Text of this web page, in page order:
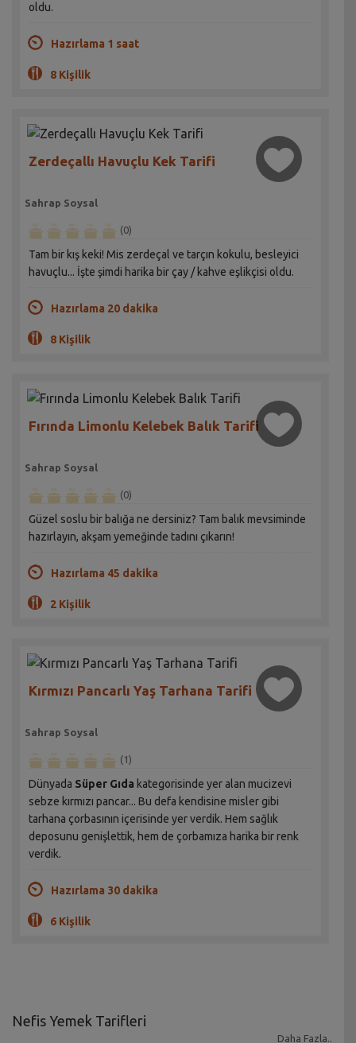
oldu.
Hazırlama 1 saat
8 Kişilik
Zerdeçallı Havuçlu Kek Tarifi
Sahrap Soysal
(0)
Tam bir kış keki! Mis zerdeçal ve tarçın kokulu, besleyici
havuçlu... İşte şimdi harika bir çay / kahve eşlikçisi oldu.
Hazırlama 20 dakika
8 Kişilik
Fırında Limonlu Kelebek Balık Tarifi
Sahrap Soysal
(0)
Güzel soslu bir balığa ne dersiniz? Tam balık mevsiminde
hazırlayın, akşam yemeğinde tadını çıkarın!
Hazırlama 45 dakika
2 Kişilik
Kırmızı Pancarlı Yaş Tarhana Tarifi
Sahrap Soysal
(1)
Dünyada Süper Gıda kategorisinde yer alan mucizevi
sebze kırmızı pancar... Bu defa kendisine misler gibi
tarhana çorbasının içerisinde yer verdik. Hem sağlık
deposunu genişlettik, hem de çorbamıza harika bir renk
verdik.
Hazırlama 30 dakika
6 Kişilik
Nefis Yemek Tarifleri
Daha Fazla..